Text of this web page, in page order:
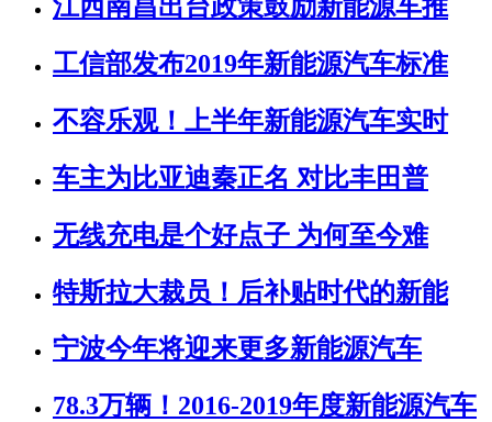
江西南昌出台政策鼓励新能源车推
工信部发布2019年新能源汽车标准
不容乐观！上半年新能源汽车实时
车主为比亚迪秦正名 对比丰田普
无线充电是个好点子 为何至今难
特斯拉大裁员！后补贴时代的新能
宁波今年将迎来更多新能源汽车
78.3万辆！2016-2019年度新能源汽车